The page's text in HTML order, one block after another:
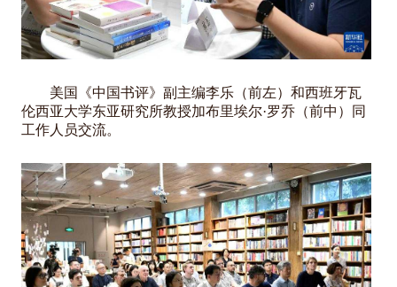
美国《中国书评》副主编李乐（前左）和西班牙瓦
伦西亚大学东亚研究所教授加布里埃尔·罗乔（前中）同
工作人员交流。